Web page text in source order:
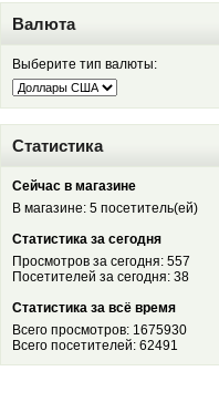
Валюта
Выберите тип валюты:
Статистика
Сейчас в магазине
В магазине: 5 посетитель(ей)
Статистика за сегодня
Просмотров за сегодня: 557
Посетителей за сегодня: 38
Статистика за всё время
Всего просмотров: 1675930
Всего посетителей: 62491